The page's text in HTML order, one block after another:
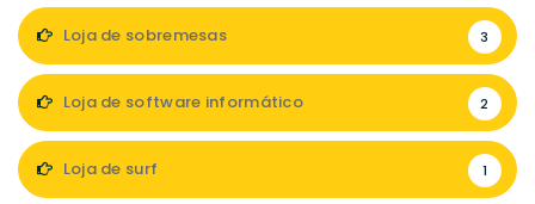
Loja de sobremesas 3
Loja de software informático 2
Loja de surf 1